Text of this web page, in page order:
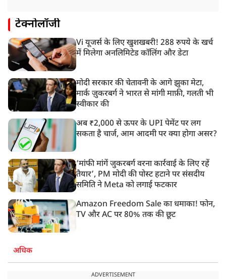
टेक्नोलॉजी
Vi यूजर्स के लिए खुशखबरी! 288 रुपये के खर्च
में मिलेगा अनलिमिटेड कॉलिंग और डेटा
मोदी सरकार की चेतावनी के आगे झुका मेटा,
मार्क ज़ुकरबर्ग ने भारत से मांगी माफ़ी, गलती भी
स्वीकार की
अब ₹2,000 से ऊपर के UPI पेमेंट पर लग
सकता है चार्ज, आम आदमी पर क्या होगा असर?
‘मांफी मांगें जुकरबर्ग वरना कार्रवाई के लिए रहें
तैयार’, PM मोदी की पोस्ट हटाने पर संसदीय
समिति ने Meta को लगाई फटकार
Amazon Freedom Sale का धमाका! फोन,
TV और AC पर 80% तक की छूट
अधिक
ADVERTISEMENT